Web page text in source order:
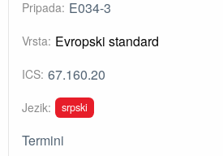
Pripada: E034-3
Vrsta: Evropski standard
ICS: 67.160.20
Jezik: srpski
Termini